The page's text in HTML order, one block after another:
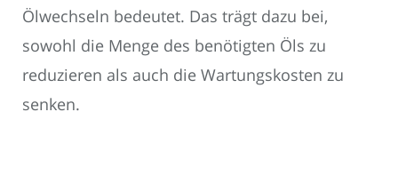
Ölwechseln bedeutet. Das trägt dazu bei,
sowohl die Menge des benötigten Öls zu
reduzieren als auch die Wartungskosten zu
senken.